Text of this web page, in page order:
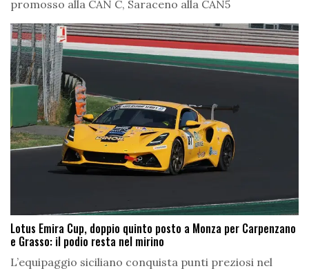
promosso alla CAN C, Saraceno alla CAN5
Lotus Emira Cup, doppio quinto posto a Monza per Carpenzano
e Grasso: il podio resta nel mirino
L’equipaggio siciliano conquista punti preziosi nel